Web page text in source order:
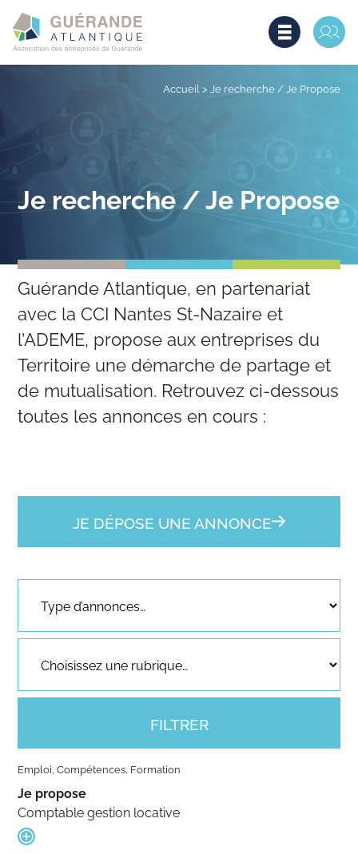
Accueil > Je recherche / Je Propose
Je recherche / Je Propose
Guérande Atlantique, en partenariat
avec la CCI Nantes St-Nazaire et
l’ADEME, propose aux entreprises du
Territoire une démarche de partage et
de mutualisation. Retrouvez ci-dessous
toutes les annonces en cours :
FILTRER
JE DÉPOSE UNE ANNONCE
Emploi, Compétences, Formation
Je propose
Comptable gestion locative